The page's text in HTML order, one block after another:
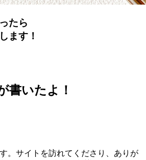
たら
ます！
書いたよ！
。サイトを訪れてくださり、ありが